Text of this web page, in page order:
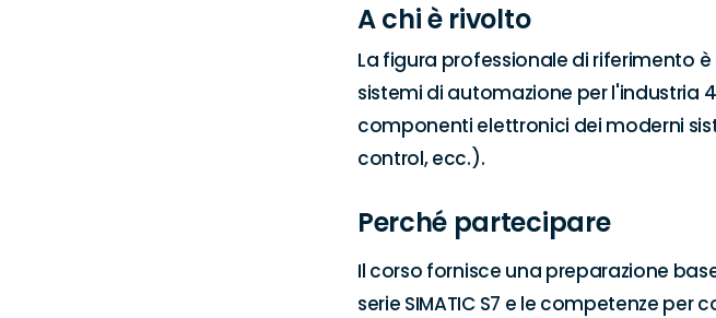
A chi è rivolto
La figura professionale di riferimento
sistemi di automazione per l'industria
componenti elettronici dei moderni
control, ecc.).
Perché partecipare
Il corso fornisce una preparazione
serie SIMATIC S7 e le competenze per